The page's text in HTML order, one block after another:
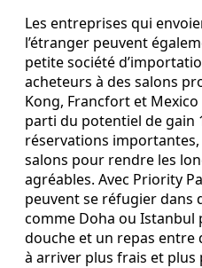
Les entreprises qui
l’étranger peuvent
petite société
acheteurs à des salons
Kong, Francfort et
parti du potentiel de gain
réservations importantes,
salons pour rendre les
agréables. Avec Priority
peuvent se réfugier dans
comme Doha ou
douche et un repas entre
à arriver plus frais et plus